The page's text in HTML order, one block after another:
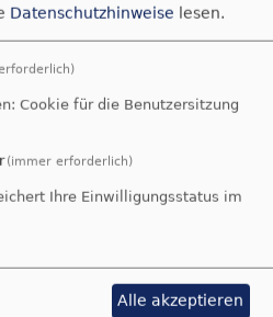
finden Sie im
15a (Parkplatz
zugänglich).
und freitags von 15:00 bis
in den Ferien).
können Sie die
Datenschutzhinweise lesen.
Cookie für die Benutzersitzung
(immer erforderlich)
Ihre Einwilligungsstatus im
Alle akzeptieren